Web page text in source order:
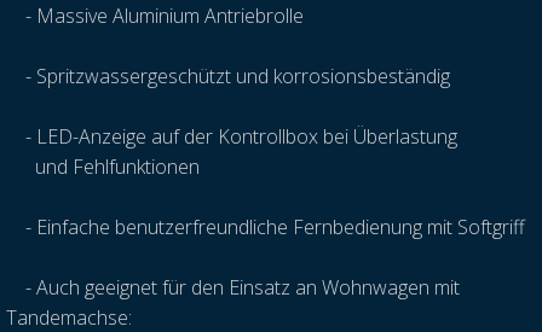
- Massive Aluminium Antriebrolle
- Spritzwassergeschützt und korrosionsbeständig
- LED-Anzeige auf der Kontrollbox bei Überlastung
und Fehlfunktionen
- Einfache benutzerfreundliche Fernbedienung mit Softgriff
-Auch geeignet für den Einsatz an Wohnwagen mit
Tandemachse: